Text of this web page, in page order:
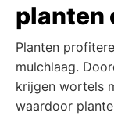
planten
Planten
mulchlaag.
krijgen wortels
waardoor